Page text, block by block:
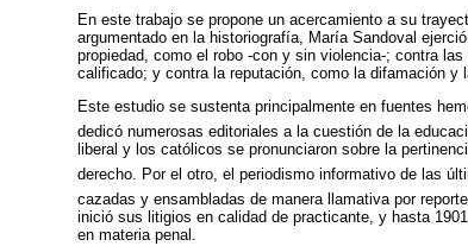
En este trabajo se propone un acercamiento a su
argumentado en la historiografía, María Sandoval
propiedad, como el robo -con y sin violencia-; contra
calificado; y contra la reputación, como la difamación y
Este estudio se sustenta principalmente en fuentes
dedicó numerosas editoriales a la cuestión de la
liberal y los católicos se pronunciaron sobre la
derecho. Por el otro, el periodismo informativo de las
cazadas y ensambladas de manera llamativa por
inició sus litigios en calidad de practicante, y hasta
en materia penal.